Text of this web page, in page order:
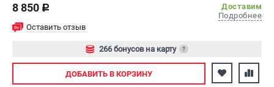
8 850 c
Доставим
Подробнее
Оставить отзыв
266 бонусов на карту ?
Авторизуйтесь
ДОБАВИТЬ В КОРЗИНУ